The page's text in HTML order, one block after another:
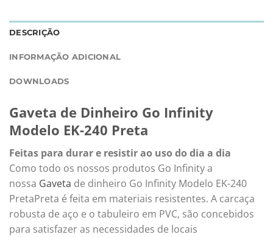
DESCRIÇÃO
INFORMAÇÃO ADICIONAL
DOWNLOADS
Gaveta de Dinheiro Go Infinity
Modelo EK-240 Preta
Feitas para durar e resistir ao uso do dia a dia
Como todo os nossos produtos Go Infinity a
nossa Gaveta de dinheiro Go Infinity Modelo EK-240
PretaPreta é feita em materiais resistentes. A carcaça
robusta de aço e o tabuleiro em PVC, são concebidos
para satisfazer as necessidades de locais